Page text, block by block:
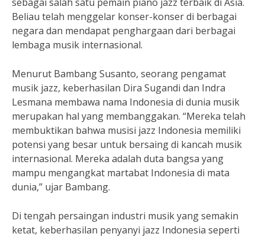
Beliau telah menggelar konser-konser di berbagai
negara dan mendapat penghargaan dari berbagai
lembaga musik internasional.
Menurut Bambang Susanto, seorang pengamat
musik jazz, keberhasilan Dira Sugandi dan Indra
Lesmana membawa nama Indonesia di dunia musik
merupakan hal yang membanggakan. “Mereka telah
membuktikan bahwa musisi jazz Indonesia memiliki
potensi yang besar untuk bersaing di kancah musik
internasional. Mereka adalah duta bangsa yang
mampu mengangkat martabat Indonesia di mata
dunia,” ujar Bambang.
Di tengah persaingan industri musik yang semakin
ketat, keberhasilan penyanyi jazz Indonesia seperti